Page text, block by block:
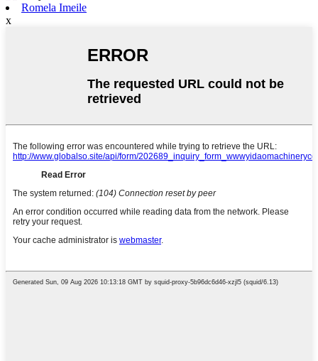
Romela Imeile
x